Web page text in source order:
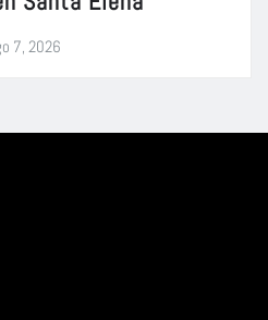
7, 2026